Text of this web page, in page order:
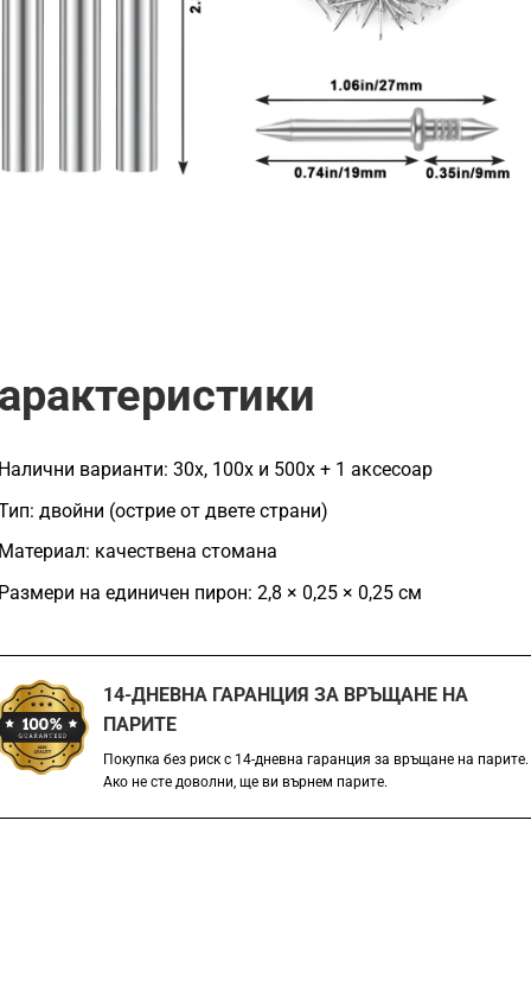
варианти: 30x, 100x и 500x + 1 аксесоар
двойни (острие от двете страни)
качествена стомана
на единичен пирон: 2,8 × 0,25 × 0,25 см
14-ДНЕВНА ГАРАНЦИЯ ЗА ВРЪЩАНЕ НА
ПАРИТЕ
Покупка без риск с 14-дневна гаранция за връщане на парите.
Ако не сте доволни, ще ви върнем парите.